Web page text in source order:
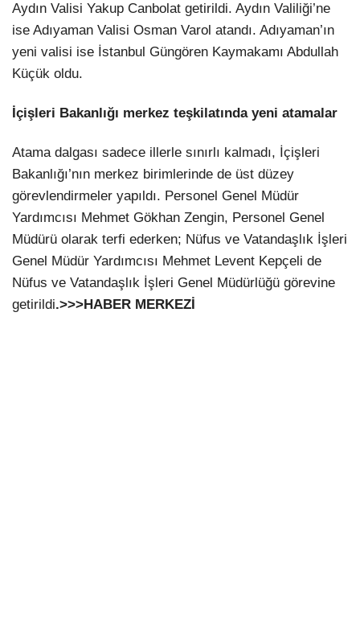
Aydın Valisi Yakup Canbolat getirildi. Aydın Valiliği’ne
ise Adıyaman Valisi Osman Varol atandı. Adıyaman’ın
yeni valisi ise İstanbul Güngören Kaymakamı Abdullah
Küçük oldu.
İçişleri Bakanlığı merkez teşkilatında yeni atamalar
Atama dalgası sadece illerle sınırlı kalmadı, İçişleri
Bakanlığı’nın merkez birimlerinde de üst düzey
görevlendirmeler yapıldı. Personel Genel Müdür
Yardımcısı Mehmet Gökhan Zengin, Personel Genel
Müdürü olarak terfi ederken; Nüfus ve Vatandaşlık İşleri
Genel Müdür Yardımcısı Mehmet Levent Kepçeli de
Nüfus ve Vatandaşlık İşleri Genel Müdürlüğü görevine
getirildi.>>>HABER MERKEZİ